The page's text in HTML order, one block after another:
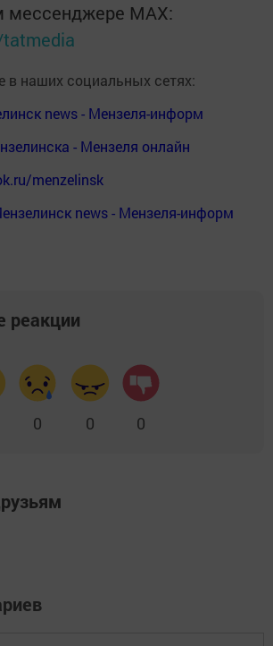
мессенджере MАХ:
в наших социальных сетях:
news - Мензеля-информ
- Мензеля онлайн
menzelinsk
news - Мензеля-информ
реакции
0 0 0